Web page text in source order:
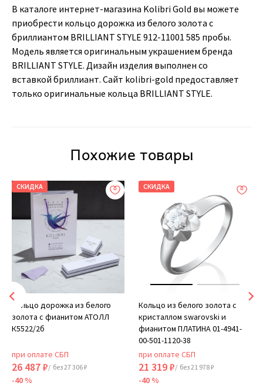
В каталоге интернет-магазина Kolibri Gold вы можете
приобрести кольцо дорожка из белого золота с
бриллиантом BRILLIANT STYLE 912-11001 585 пробы.
Модель является оригинальным украшением бренда
BRILLIANT STYLE. Дизайн изделия выполнен со
вставкой бриллиант. Сайт kolibri-gold предоставляет
только оригинальные кольца BRILLIANT STYLE.
Похожие товары
СКИДКА
Кольцо дорожка из белого
золота с фианитом АТОЛЛ
К5522/2б
при оплате СБП
26 487 ₽/ без 27 306 ₽
-40 %
СКИДКА
Кольцо из белого золота с
кристаллом swarovski и
фианитом ПЛАТИНА 01-4941-
00-501-1120-38
при оплате СБП
21 319 ₽/ без 21 978 ₽
-40 %